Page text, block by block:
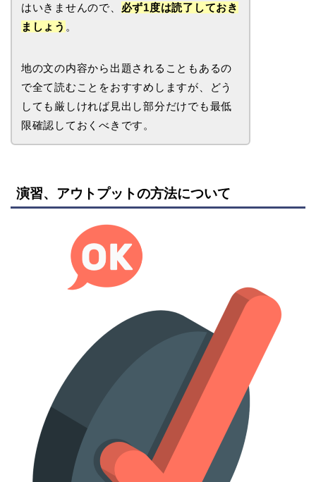
はいきませんので、 必ず1度は読了しておき
ましょう 。
地の文の内容から出題されることもあるの
で全て読むことをおすすめしますが、どう
しても厳しければ見出し部分だけでも最低
限確認しておくべきです。
演習、アウトプットの方法について